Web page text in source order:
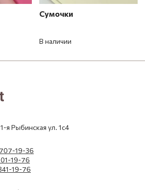
Сумочки
В наличии
я Рыбинская ул. 1с4
19-36
19-76
19-76